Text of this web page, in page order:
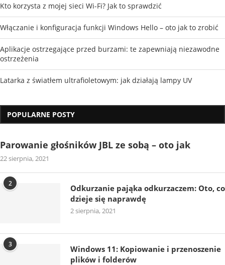
Kto korzysta z mojej sieci Wi-Fi? Jak to sprawdzić
Włączanie i konfiguracja funkcji Windows Hello – oto jak to zrobić
Aplikacje ostrzegające przed burzami: te zapewniają niezawodne
ostrzeżenia
Latarka z światłem ultrafioletowym: jak działają lampy UV
POPULARNE POSTY
Parowanie głośników JBL ze sobą – oto jak
22 sierpnia, 2021
2
Odkurzanie pająka odkurzaczem: Oto, co
dzieje się naprawdę
2 sierpnia, 2021
3
Windows 11: Kopiowanie i przenoszenie
plików i folderów